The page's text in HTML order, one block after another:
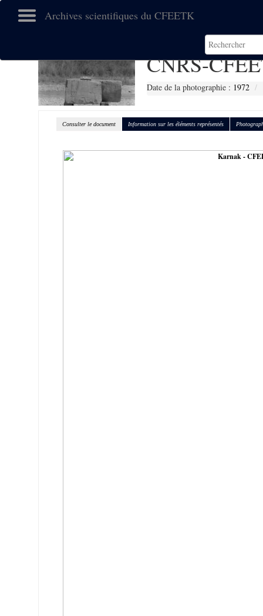
Archives scientifiques du CFEETK
CNRS-
Date de la photographie : 1972
Consulter le document Information sur les éléments représentés